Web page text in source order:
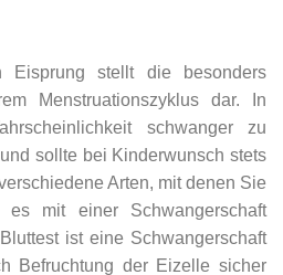
stellt die besonders
Menstruationszyklus dar. In
schwanger zu
sollte bei Kinderwunsch stets
Arten, mit denen Sie
es mit einer Schwangerschaft
ist eine Schwangerschaft
Befruchtung der Eizelle sicher